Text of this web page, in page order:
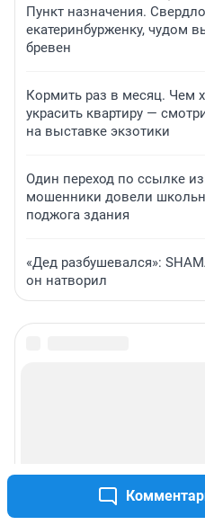
Пункт назначения.
екатеринбурженку, чудом
бревен
Кормить раз в месяц.
украсить квартиру —
на выставке экзотики
Один переход по ссылке
мошенники довели
поджога здания
«Дед разбушевался»:
он натворил